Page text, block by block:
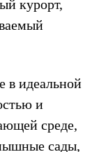
курорт,
в идеальной
и
среде,
сады,